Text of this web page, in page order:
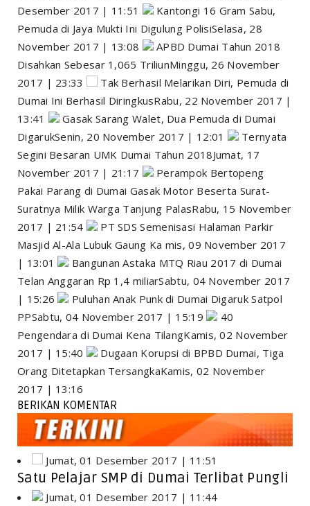
Desember 2017 | 11:51
Kantongi 16 Gram Sabu,
Pemuda di Jaya Mukti Ini Digulung PolisiSelasa, 28
November 2017 | 13:08
APBD Dumai Tahun 2018
Disahkan Sebesar 1,065 TriliunMinggu, 26 November
2017 | 23:33
Tak Berhasil Melarikan Diri, Pemuda di
Dumai Ini Berhasil DiringkusRabu, 22 November 2017 |
13:41
Gasak Sarang Walet, Dua Pemuda di Dumai
DigarukSenin, 20 November 2017 | 12:01
Ternyata
Segini Besaran UMK Dumai Tahun 2018Jumat, 17
November 2017 | 21:17
Perampok Bertopeng
Pakai Parang di Dumai Gasak Motor Beserta Surat-
Suratnya Milik Warga Tanjung PalasRabu, 15 November
2017 | 21:54
PT SDS Semenisasi Halaman Parkir
Masjid Al-Ala Lubuk Gaung Ka mis, 09 November 2017
| 13:01
Bangunan Astaka MTQ Riau 2017 di Dumai
Telan Anggaran Rp 1,4 miliarSabtu, 04 November 2017
| 15:26
Puluhan Anak Punk di Dumai Digaruk Satpol
PPSabtu, 04 November 2017 | 15:19
40
Pengendara di Dumai Kena TilangKamis, 02 November
2017 | 15:40
Dugaan Korupsi di BPBD Dumai, Tiga
Orang Ditetapkan TersangkaKamis, 02 November
2017 | 13:16
BERIKAN KOMENTAR
Jumat, 01 Desember 2017 | 11:51
Satu Pelajar SMP di Dumai Terlibat Pungli
Jumat, 01 Desember 2017 | 11:44